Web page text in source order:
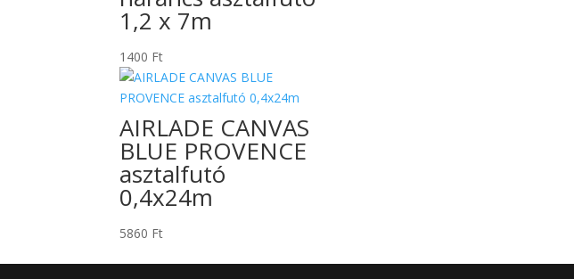
1,2 x 7m
1400 Ft
AIRLADE CANVAS
BLUE PROVENCE
asztalfutó
0,4x24m
5860 Ft